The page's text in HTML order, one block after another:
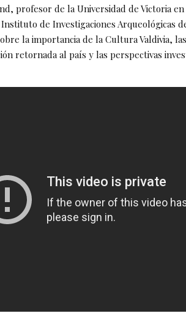
profesor de la Universidad de Victoria
de Investigaciones Arqueológicas
la importancia de la Cultura Valdivia,
retornada al país y las perspectivas